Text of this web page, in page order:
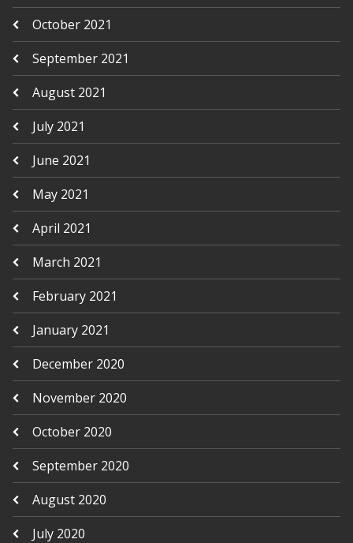
October 2021
September 2021
August 2021
July 2021
June 2021
May 2021
April 2021
March 2021
February 2021
January 2021
December 2020
November 2020
October 2020
September 2020
August 2020
July 2020